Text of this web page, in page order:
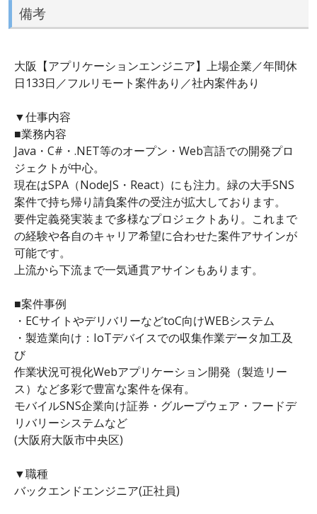
備考
大阪【アプリケーションエンジニア】上場企業／年間休
日133日／フルリモート案件あり／社内案件あり
▼仕事内容
■業務内容
Java・C#・.NET等のオープン・Web言語での開発プロ
ジェクトが中心。
現在はSPA（NodeJS・React）にも注力。緑の大手SNS
案件で持ち帰り請負案件の受注が拡大しております。
要件定義発実装まで多様なプロジェクトあり。これまで
の経験や各自のキャリア希望に合わせた案件アサインが
可能です。
上流から下流まで一気通貫アサインもあります。
■案件事例
・ECサイトやデリバリーなどtoC向けWEBシステム
・製造業向け：IoTデバイスでの収集作業データ加工及
び
作業状況可視化Webアプリケーション開発（製造リー
ス）など多彩で豊富な案件を保有。
モバイルSNS企業向け証券・グループウェア・フードデ
リバリーシステムなど
(大阪府大阪市中央区)
▼職種
バックエンドエンジニア(正社員)